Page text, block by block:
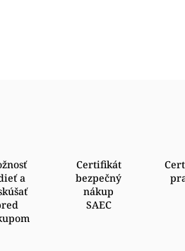
a
Certifikát
bezpečný
nákup
SAEC